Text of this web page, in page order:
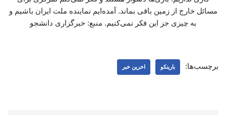
مسائل خارج از زمین باقی بماند. آمده‌ایم نماینده ملت ایران باشیم و
به چیزی جز این فکر نمی‌کنیم. منبع: خبرگزاری دانشجو
برچسب‌ها: بارینکو اخرین خبر